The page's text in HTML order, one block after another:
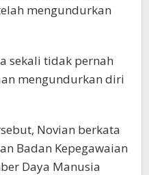
mengundurkan
sekali tidak pernah
mengundurkan diri
Novian berkata
Badan Kepegawaian
Daya Manusia